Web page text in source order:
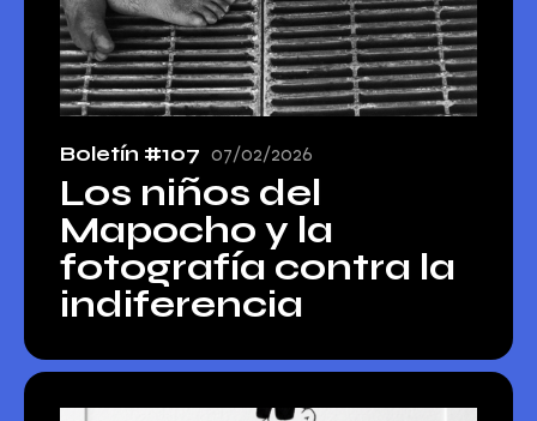
Boletín #107 07/02/2026
Los niños del
Mapocho y la
fotografía contra la
indiferencia